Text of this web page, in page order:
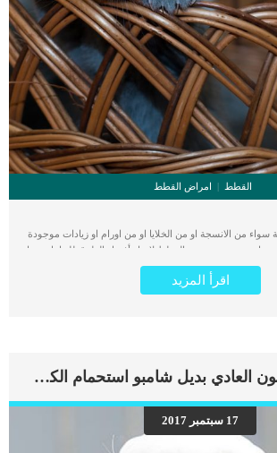
القطط امراض القطط
من الانسجة او من الخلايا او من اورام او زيادات موجودة
يتم اخد عنيه من جسم القطط لإيجاد أفضل الطرق للتعامل معها
او تجميع معلومات عن صحة القطة العامة. اقرأ ايضا:
” الاعراض والعلاج” اخذ العينة يعتبر عملية او إجراء جراحي
عدة انواع لاخذ عينات من جسم القطة كالاتى: عينة الإبرة
: عينة استئصال بهدف ازالة الورم كيف يتم أخذ العينة من جسد
تحاليل البول والدم للتأكد من قوة وسلامة القطة وقدرتها على
ايضا: فقر الدم عند القطط “اعراضه واسبابه”ثم تأتى بعد ذلك
اقرأ المزيد
هل يصلح الصابون العادي بديل شامبو استحمام الكلاب
17 سبتمبر 2017